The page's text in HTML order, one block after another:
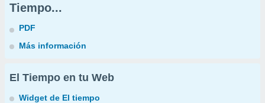
Tiempo...
PDF
Más información
El Tiempo en tu Web
Widget de El tiempo